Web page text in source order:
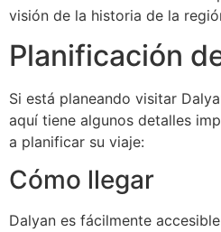
visión de la historia de la
Planificación
Si está planeando visitar
aquí tiene algunos detalles
a planificar su viaje:
Cómo llegar
Dalyan es fácilmente